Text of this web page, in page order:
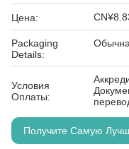
Цена:
Packaging
Details:
Условия
Оплаты: